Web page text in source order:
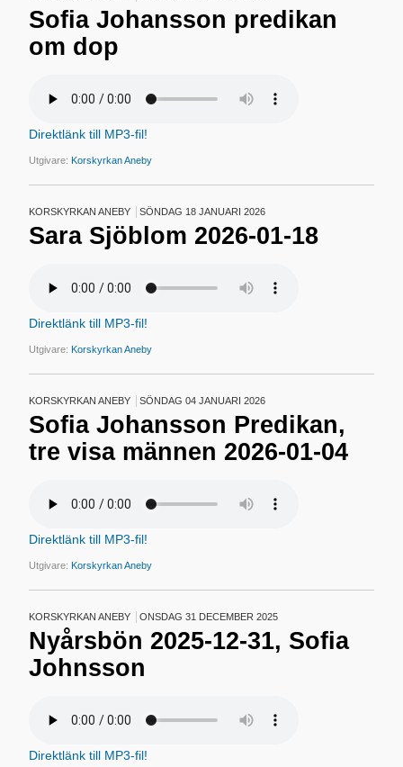
Sofia Johansson predikan
om dop
Direktlänk till MP3-fil!
Utgivare:Korskyrkan Aneby
KORSKYRKAN ANEBY SÖNDAG 18 JANUARI 2026
Sara Sjöblom 2026-01-18
Direktlänk till MP3-fil!
Utgivare:Korskyrkan Aneby
KORSKYRKAN ANEBY SÖNDAG 04 JANUARI 2026
Sofia Johansson Predikan,
tre visa männen 2026-01-04
Direktlänk till MP3-fil!
Utgivare:Korskyrkan Aneby
KORSKYRKAN ANEBY ONSDAG 31 DECEMBER 2025
Nyårsbön 2025-12-31, Sofia
Johnsson
Direktlänk till MP3-fil!